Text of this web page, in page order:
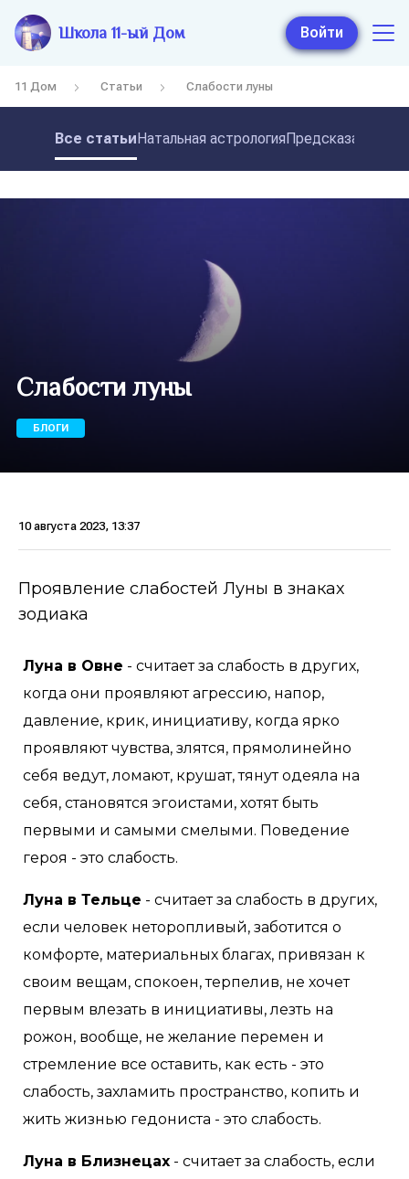
Школа 11-ый Дом Войти
11 Дом Статьи Слабости луны
Все статьиНатальная астрология
Слабости луны
БЛОГИ
10 августа 2023, 13:37
Проявление слабостей Луны в знаках
зодиака
Луна в Овне - считает за слабость в других,
когда они проявляют агрессию, напор,
давление, крик, инициативу, когда ярко
проявляют чувства, злятся, прямолинейно
себя ведут, ломают, крушат, тянут одеяла на
себя, становятся эгоистами, хотят быть
первыми и самыми смелыми. Поведение
героя - это слабость.
Луна в Тельце - считает за слабость в других,
если человек неторопливый, заботится о
комфорте, материальных благах, привязан к
своим вещам, спокоен, терпелив, не хочет
первым влезать в инициативы, лезть на
рожон, вообще, не желание перемен и
стремление все оставить, как есть - это
слабость, захламить пространство, копить и
жить жизнью гедониста - это слабость.
Луна в Близнецах - считает за слабость, если